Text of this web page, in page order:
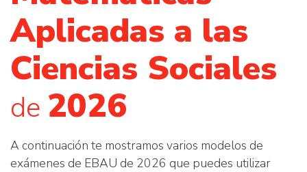
Aplicadas a las
Ciencias Sociales
de 2026
A continuación te mostramos varios modelos de
exámenes de EBAU de 2026 que puedes utilizar